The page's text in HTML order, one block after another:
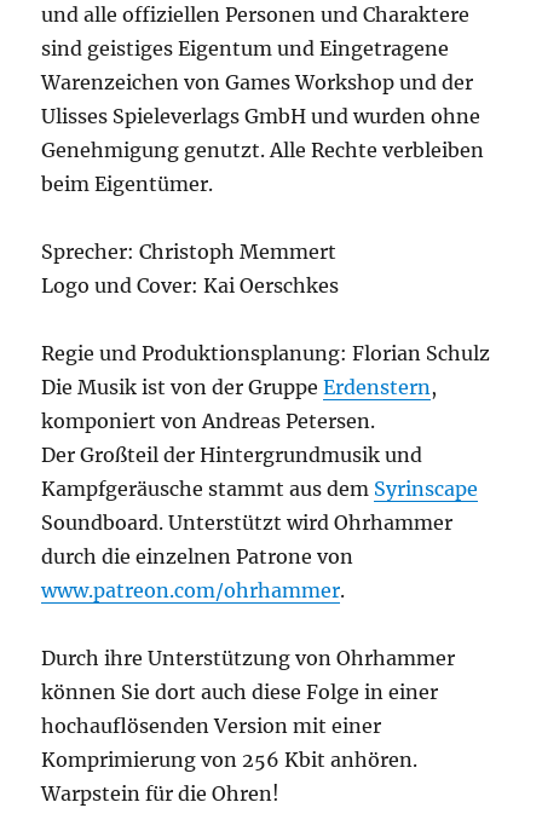
und alle offiziellen Personen und Charaktere
sind geistiges Eigentum und Eingetragene
Warenzeichen von Games Workshop und der
Ulisses Spieleverlags GmbH und wurden ohne
Genehmigung genutzt. Alle Rechte verbleiben
beim Eigentümer.
Sprecher: Christoph Memmert
Logo und Cover: Kai Oerschkes
Regie und Produktionsplanung: Florian Schulz
Die Musik ist von der GruppeErdenstern ,
komponiert von Andreas Petersen.
Der Großteil der Hintergrundmusik und
Kampfgeräusche stammt aus dem Syrinscape
Soundboard. Unterstützt wird Ohrhammer
durch die einzelnen Patrone von
www.patreon.com/ohrhammer.
Durch ihre Unterstützung von Ohrhammer
können Sie dort auch diese Folge in einer
hochauflösenden Version mit einer
Komprimierung von 256 Kbit anhören.
Warpstein für die Ohren!